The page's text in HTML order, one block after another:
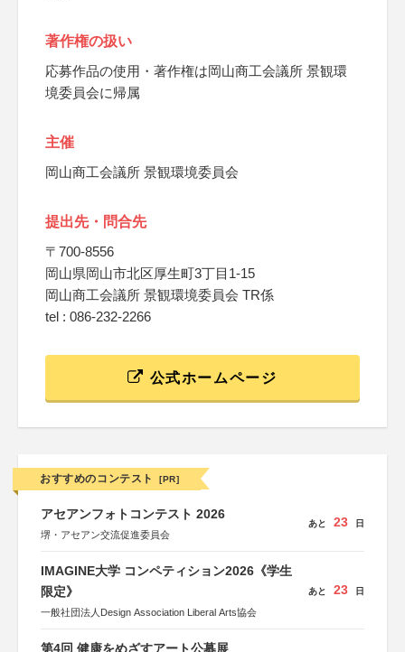
著作権の扱い
応募作品の使用・著作権は岡山商工会議所 景観環
境委員会に帰属
主催
岡山商工会議所 景観環境委員会
提出先・問合先
〒700-8556
岡山県岡山市北区厚生町3丁目1-15
岡山商工会議所 景観環境委員会 TR係
tel : 086-232-2266
公式ホームページ
おすすめのコンテスト [PR]
アセアンフォトコンテスト 2026
堺・アセアン交流促進委員会
あと 23 日
IMAGINE大学 コンペティション2026《学生
限定》
一般社団法人Design Association Liberal Arts協会
あと 23 日
第4回 健康をめざすアート公募展